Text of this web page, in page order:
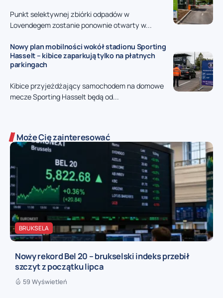
Punkt selektywnej zbiórki odpadów w
Lovendegem zostanie ponownie otwarty w...
Nowy plan mobilności wokół stadionu Sporting
Hasselt – kibice zaparkują tylko na płatnych
parkingach
Kibice przyjeżdżający samochodem na domowe
mecze Sporting Hasselt będą od...
Może Cię zainteresować
BRUKSELA
Nowy rekord Bel 20 – brukselski indeks przebił
szczyt z początku lipca
59 Wyświetleń